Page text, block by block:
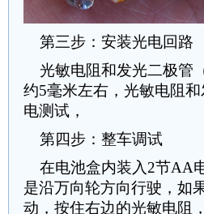
第三步：安装光电回路
光敏电阻和发光二极管
约5毫米左右，光敏电阻
电测试，
第四步：整车调试
在电池盒内装入2节AA
是沿万向轮方向行驶，如
动，按住右边的光敏电阻